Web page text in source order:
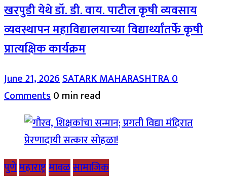
खरपुडी येथे डॉ. डी. वाय. पाटील कृषी व्यवसाय
व्यवस्थापन महाविद्यालयाच्या विद्यार्थ्यांतर्फे कृषी
प्रात्यक्षिक कार्यक्रम
June 21, 2026SATARK MAHARASHTRA0
Comments0 min read
पुणेमहाराष्ट्रमावळसामाजिक